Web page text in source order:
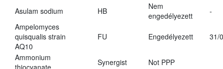
Asulam sodium HB
Nem
engedélyezett
-
Ampelomyces
quisqualis strain
AQ10
FU Engedélyezett 31/
Ammonium
Synergist Not PPP